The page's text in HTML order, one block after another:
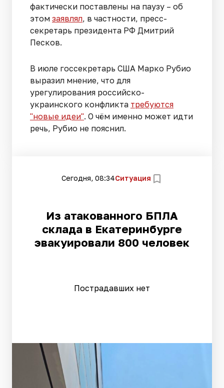
фактически поставлены на паузу – об
этом заявлял, в частности, пресс-
секретарь президента РФ Дмитрий
Песков.
В июле госсекретарь США Марко Рубио
выразил мнение, что для
урегулирования российско-
украинского конфликта требуются
"новые идеи". О чём именно может идти
речь, Рубио не пояснил.
Сегодня, 08:34Ситуация
Из атакованного БПЛА
склада в Екатеринбурге
эвакуировали 800 человек
Пострадавших нет